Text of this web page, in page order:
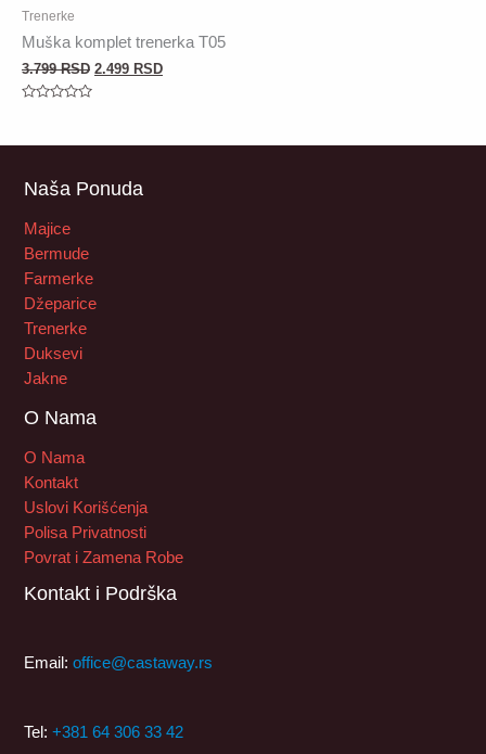
Trenerke
Muška komplet trenerka T05
3.799RSD 2.499 RSD
Naša Ponuda
Majice
Bermude
Farmerke
Džeparice
Trenerke
Duksevi
Jakne
O Nama
O Nama
Kontakt
Uslovi Korišćenja
Polisa Privatnosti
Povrat i Zamena Robe
Kontakt i Podrška
Email:office@castaway.rs
Tel:+381 64 306 33 42